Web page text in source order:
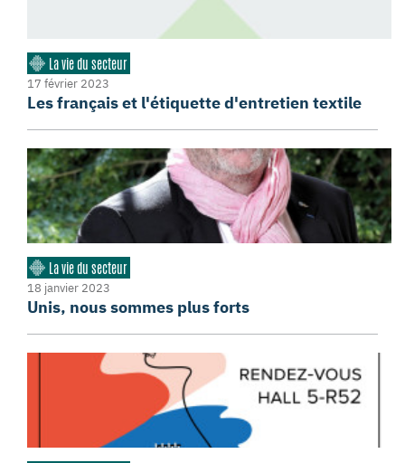
La vie du secteur
17 février 2023
Les français et l'étiquette d'entretien textile
La vie du secteur
18 janvier 2023
Unis, nous sommes plus forts